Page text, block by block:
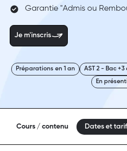
Garantie "Admis ou
Je m'inscris
AST 2 - Bac +3
Préparations en 1 an
En
Cours / contenu Dates et